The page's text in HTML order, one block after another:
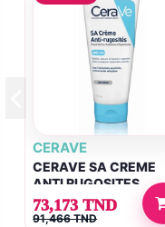
CERAVE
CERAVE SA CREME
ANTI RUGOSITES
POT/340ML
73,173 TND
91,466 TND